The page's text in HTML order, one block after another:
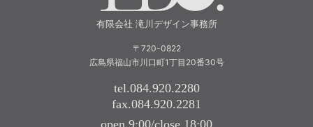
有限会社 滝川デザイン事務所
〒720-0822
広島県福山市川口町1丁目20番30号
tel.084.920.2280
fax.084.920.2281
open.9:00/close.18:00